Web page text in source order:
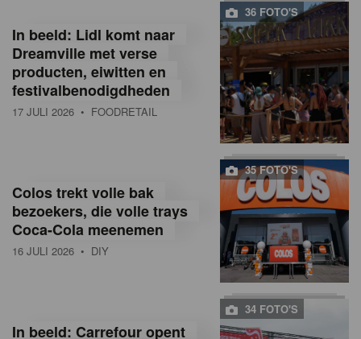
36 FOTO'S
In beeld: Lidl komt naar
Dreamville met verse
producten, eiwitten en
festivalbenodigdheden
17 JULI 2026 • FOODRETAIL
35 FOTO'S
Colos trekt volle bak
bezoekers, die volle trays
Coca-Cola meenemen
16 JULI 2026 • DIY
34 FOTO'S
In beeld: Carrefour opent